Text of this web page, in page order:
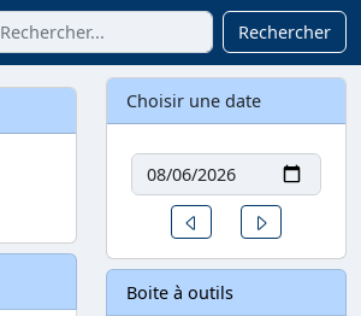
Rechercher
Choisir une date
Date
Un jour avant
Boite à outils